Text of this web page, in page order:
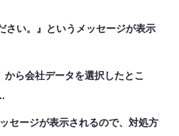
さい。』というメッセージが表示
ら会社データを選択したとこ
セージが表示されるので、対処方